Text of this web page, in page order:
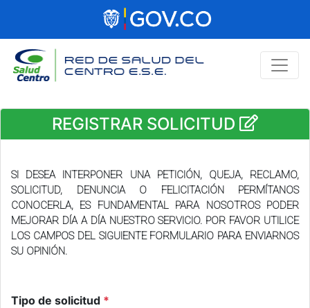
REGISTRAR SOLICITUD
SI DESEA INTERPONER UNA PETICIÓN, QUEJA, RECLAMO,
SOLICITUD, DENUNCIA O FELICITACIÓN PERMÍTANOS
CONOCERLA, ES FUNDAMENTAL PARA NOSOTROS PODER
MEJORAR DÍA A DÍA NUESTRO SERVICIO. POR FAVOR UTILICE
LOS CAMPOS DEL SIGUIENTE FORMULARIO PARA ENVIARNOS
SU OPINIÓN.
Tipo de solicitud *